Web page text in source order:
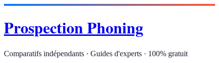
Prospection Phoning
Comparatifs indépendants · Guides d'experts · 100% gratuit